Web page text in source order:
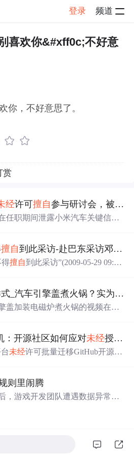
登录 频道
感慨 帖子详情
喜欢你&#xff0c;不好意
你，不好意思了。
赏
经许可擅自参与研讨会，被辞退！
任职期间泄露小米汽车关键信息
提供了全面的数据安全解决方
护和合规的跨网文件交换措施。
擅自到此采访-赴巴东采访邓案记者被围殴
得擅自到此采访”(2009-05-29 09:50:
备受媒体关注。昨天两名在巴东
者被当地不明身份的人围攻殴
axure8 事件改变样式_汽车引擎盖煮火锅？实为改装样式 交警：
盖加装电磁炉煮火锅的视频在网
，实际并未具备烹饪功能。此类
准将被视为违法。
：开源社区如何应对未经授权的项目迁移
未经许可批量迁移GitHub开源项
技术（元数据标记与CI校验）和
制）三个维度阐述开源社区的自
则里闹腾
，游戏开发团队遭遇数据异常挑